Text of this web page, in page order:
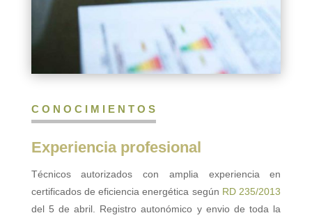
CONOCIMIENTOS
Experiencia profesional
Técnicos autorizados con amplia experiencia en
certificados de eficiencia energética según RD 235/2013
del 5 de abril. Registro autonómico y envio de toda la